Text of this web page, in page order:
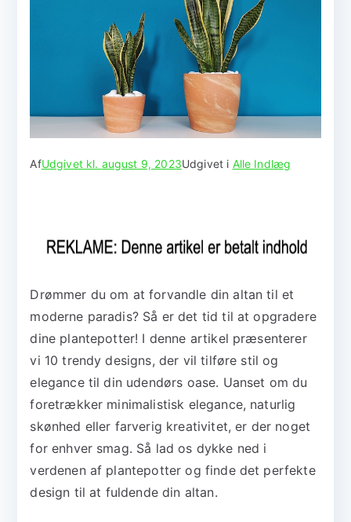
AfUdgivet kl. august 9, 2023Udgivet i Alle Indlæg
Drømmer du om at forvandle din altan til et
moderne paradis? Så er det tid til at opgradere
dine plantepotter! I denne artikel præsenterer
vi 10 trendy designs, der vil tilføre stil og
elegance til din udendørs oase. Uanset om du
foretrækker minimalistisk elegance, naturlig
skønhed eller farverig kreativitet, er der noget
for enhver smag. Så lad os dykke ned i
verdenen af plantepotter og finde det perfekte
design til at fuldende din altan.